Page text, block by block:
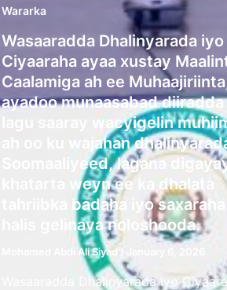
Wararka
Wasaaradda Dhalinyarada iyo
Ciyaaraha ayaa xustay
Caalamiga ah ee
ayadoo munaasabad diiradda
lagu saaray wacyigelin
ah oo ku wajahan
Soomaaliyeed, lagana
khatarta weyn ee ka dhalata
tahriibka badaha iyo
halis gelinaya noloshooda.
Mohamed Abdi Ali Siyad
Wasaaradda Dhalinyarada iyo